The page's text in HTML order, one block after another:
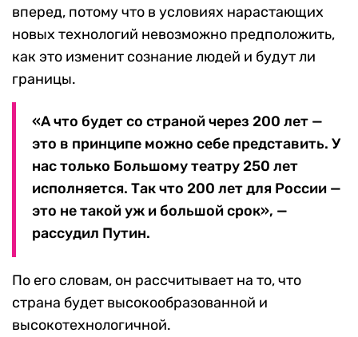
вперед, потому что в условиях нарастающих
новых технологий невозможно предположить,
как это изменит сознание людей и будут ли
границы.
«А что будет со страной через 200 лет —
это в принципе можно себе представить. У
нас только Большому театру 250 лет
исполняется. Так что 200 лет для России —
это не такой уж и большой срок», —
рассудил Путин.
По его словам, он рассчитывает на то, что
страна будет высокообразованной и
высокотехнологичной.